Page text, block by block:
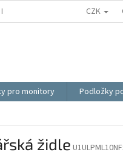
REKLAMACE CZK
pro monitory Podložky
židle